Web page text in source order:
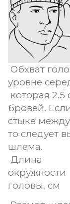
Обхват
уровне
которая
бровей.
стыке
то следует
шлема.
Длина
окружности
головы, см